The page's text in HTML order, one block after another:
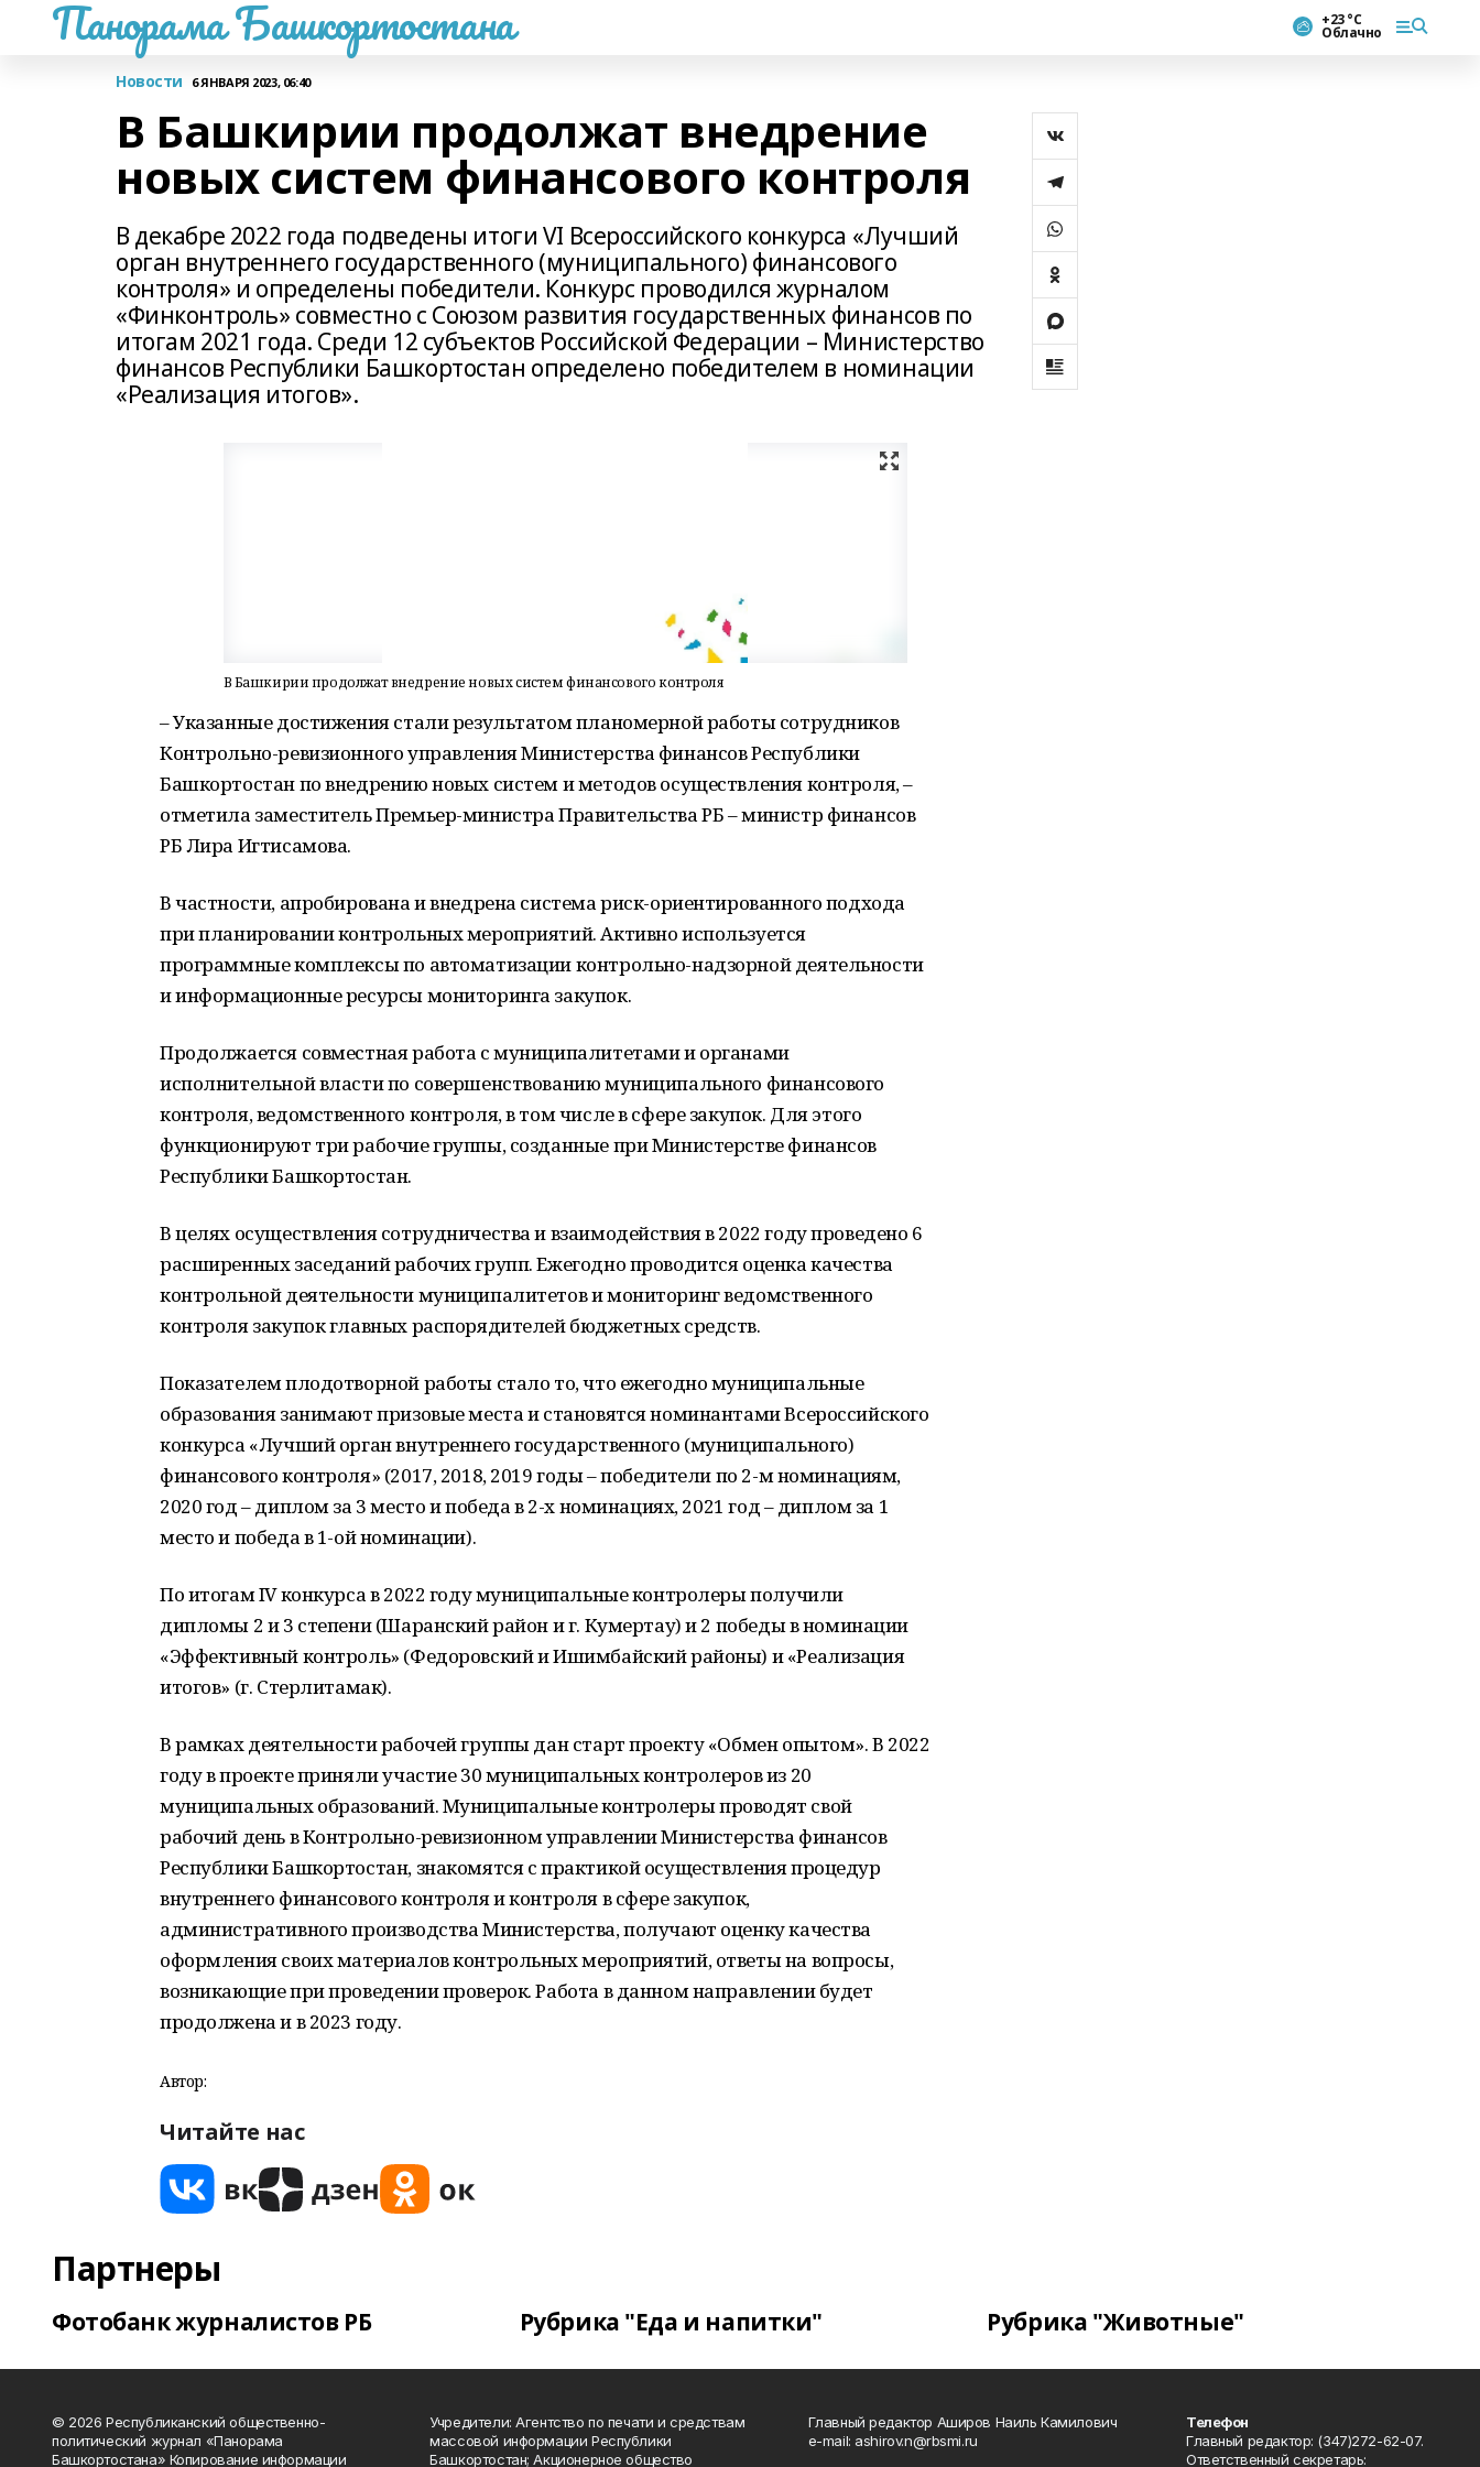
Панорама Башкортостана +23 °С
Облачно
Новости 6 ЯНВАРЯ 2023, 06:40
В Башкирии продолжат внедрение
новых систем финансового контроля
В декабре 2022 года подведены итоги VI Всероссийского конкурса «Лучший
орган внутреннего государственного (муниципального) финансового
контроля» и определены победители. Конкурс проводился журналом
«Финконтроль» совместно с Союзом развития государственных финансов по
итогам 2021 года. Среди 12 субъектов Российской Федерации – Министерство
финансов Республики Башкортостан определено победителем в номинации
«Реализация итогов».
В Башкирии продолжат внедрение новых систем финансового контроля
– Указанные достижения стали результатом планомерной работы сотрудников
Контрольно-ревизионного управления Министерства финансов Республики
Башкортостан по внедрению новых систем и методов осуществления контроля, –
отметила заместитель Премьер-министра Правительства РБ – министр финансов
РБ Лира Игтисамова.
В частности, апробирована и внедрена система риск-ориентированного подхода
при планировании контрольных мероприятий. Активно используется
программные комплексы по автоматизации контрольно-надзорной деятельности
и информационные ресурсы мониторинга закупок.
Продолжается совместная работа с муниципалитетами и органами
исполнительной власти по совершенствованию муниципального финансового
контроля, ведомственного контроля, в том числе в сфере закупок. Для этого
функционируют три рабочие группы, созданные при Министерстве финансов
Республики Башкортостан.
В целях осуществления сотрудничества и взаимодействия в 2022 году проведено 6
расширенных заседаний рабочих групп. Ежегодно проводится оценка качества
контрольной деятельности муниципалитетов и мониторинг ведомственного
контроля закупок главных распорядителей бюджетных средств.
Показателем плодотворной работы стало то, что ежегодно муниципальные
образования занимают призовые места и становятся номинантами Всероссийского
конкурса «Лучший орган внутреннего государственного (муниципального)
финансового контроля» (2017, 2018, 2019 годы – победители по 2-м номинациям,
2020 год – диплом за 3 место и победа в 2-х номинациях, 2021 год – диплом за 1
место и победа в 1-ой номинации).
По итогам IV конкурса в 2022 году муниципальные контролеры получили
дипломы 2 и 3 степени (Шаранский район и г. Кумертау) и 2 победы в номинации
«Эффективный контроль» (Федоровский и Ишимбайский районы) и «Реализация
итогов» (г. Стерлитамак).
В рамках деятельности рабочей группы дан старт проекту «Обмен опытом». В 2022
году в проекте приняли участие 30 муниципальных контролеров из 20
муниципальных образований. Муниципальные контролеры проводят свой
рабочий день в Контрольно-ревизионном управлении Министерства финансов
Республики Башкортостан, знакомятся с практикой осуществления процедур
внутреннего финансового контроля и контроля в сфере закупок,
административного производства Министерства, получают оценку качества
оформления своих материалов контрольных мероприятий, ответы на вопросы,
возникающие при проведении проверок. Работа в данном направлении будет
продолжена и в 2023 году.
Автор:
Читайте нас
Партнеры
Фотобанк журналистов РБ Рубрика "Еда и напитки" Рубрика "Животные"
© 2026 Республиканский общественно-
политический журнал «Панорама
Башкортостана» Копирование информации
Учредители: Агентство по печати и средствам
массовой информации Республики
Башкортостан; Акционерное общество
Главный редактор Аширов Наиль Камилович
e-mail: ashirov.n@rbsmi.ru
Телефон
Главный редактор: (347)272-62-07.
Ответственный секретарь: